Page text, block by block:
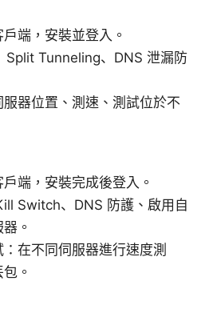
端，安裝並登入。
Split Tunneling、DNS 泄漏防
器位置、測速、測試位於不
端，安裝完成後登入。
Switch、DNS 防護、啟用自
。
在不同伺服器進行速度測
。